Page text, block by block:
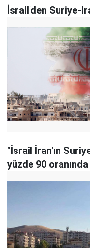
İsrail'den Suriye-
"İsrail İran'ın
yüzde 90